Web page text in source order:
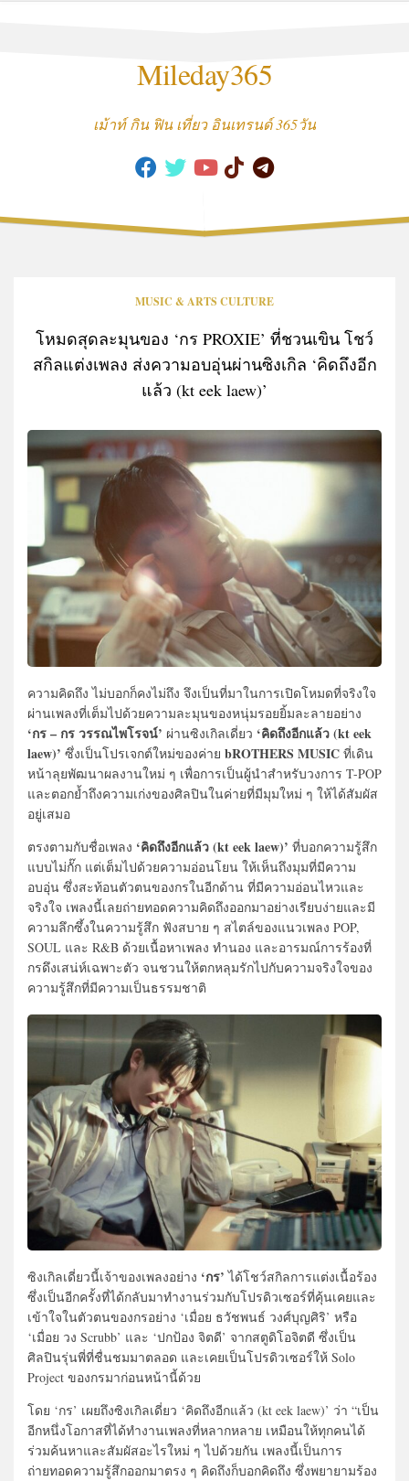
Mileday365
เม้าท์ กิน ฟิน เที่ยว อินเทรนด์ 365วัน
MUSIC & ARTS CULTURE
โหมดสุดละมุนของ ‘กร PROXIE’ ที่ชวนเขิน โชว์
สกิลแต่งเพลง ส่งความอบอุ่นผ่านซิงเกิล ‘คิดถึงอีก
แล้ว (kt eek laew)’
ความคิดถึง ไม่บอกก็คงไม่ถึง จึงเป็นที่มาในการเปิดโหมดที่จริงใจ
ผ่านเพลงที่เต็มไปด้วยความละมุนของหนุ่มรอยยิ้มละลายอย่าง
‘กร – กร วรรณไพโรจน์’ ผ่านซิงเกิลเดี่ยว ‘คิดถึงอีกแล้ว (kt eek
laew)’ ซึ่งเป็นโปรเจกต์ใหม่ของค่าย bROTHERS MUSIC ที่เดิน
หน้าลุยพัฒนาผลงานใหม่ ๆ เพื่อการเป็นผู้นำสำหรับวงการ T-POP
และตอกย้ำถึงความเก่งของศิลปินในค่ายที่มีมุมใหม่ ๆ ให้ได้สัมผัส
อยู่เสมอ
ตรงตามกับชื่อเพลง ‘คิดถึงอีกแล้ว (kt eek laew)’ ที่บอกความรู้สึก
แบบไม่กั๊ก แต่เต็มไปด้วยความอ่อนโยน ให้เห็นถึงมุมที่มีความ
อบอุ่น ซึ่งสะท้อนตัวตนของกรในอีกด้าน ที่มีความอ่อนไหวและ
จริงใจ เพลงนี้เลยถ่ายทอดความคิดถึงออกมาอย่างเรียบง่ายและมี
ความลึกซึ้งในความรู้สึก ฟังสบาย ๆ สไตล์ของแนวเพลง POP,
SOUL และ R&B ด้วยเนื้อหาเพลง ทำนอง และอารมณ์การร้องที่
กรดึงเสน่ห์เฉพาะตัว จนชวนให้ตกหลุมรักไปกับความจริงใจของ
ความรู้สึกที่มีความเป็นธรรมชาติ
ซิงเกิลเดี่ยวนี้เจ้าของเพลงอย่าง ‘กร’ ได้โชว์สกิลการแต่งเนื้อร้อง
ซึ่งเป็นอีกครั้งที่ได้กลับมาทำงานร่วมกับโปรดิวเซอร์ที่คุ้นเคยและ
เข้าใจในตัวตนของกรอย่าง ‘เมื่อย ธวัชพนธ์ วงศ์บุญศิริ’ หรือ
‘เมื่อย วง Scrubb’ และ ‘ปกป้อง จิตดี’ จากสตูดิโอจิตดี ซึ่งเป็น
ศิลปินรุ่นพี่ที่ชื่นชมมาตลอด และเคยเป็นโปรดิวเซอร์ให้ Solo
Project ของกรมาก่อนหน้านี้ด้วย
โดย ‘กร’ เผยถึงซิงเกิลเดี่ยว ‘คิดถึงอีกแล้ว (kt eek laew)’ ว่า “เป็น
อีกหนึ่งโอกาสที่ได้ทำงานเพลงที่หลากหลาย เหมือนให้ทุกคนได้
ร่วมค้นหาและสัมผัสอะไรใหม่ ๆ ไปด้วยกัน เพลงนี้เป็นการ
ถ่ายทอดความรู้สึกออกมาตรง ๆ คิดถึงก็บอกคิดถึง ซึ่งพยายามร้อง